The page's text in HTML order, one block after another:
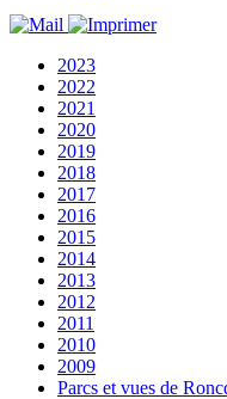
2023
2022
2021
2020
2019
2018
2017
2016
2015
2014
2013
2012
2011
2010
2009
Parcs et vues de